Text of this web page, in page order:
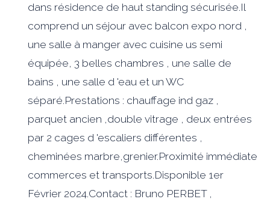
dans résidence de haut standing sécurisée.Il
comprend un séjour avec balcon expo nord ,
une salle à manger avec cuisine us semi
équipée, 3 belles chambres , une salle de
bains , une salle d 'eau et un WC
séparé.Prestations : chauffage ind gaz ,
parquet ancien ,double vitrage , deux entrées
par 2 cages d 'escaliers différentes ,
cheminées marbre,grenier.Proximité immédiate
commerces et transports.Disponible 1er
Février 2024.Contact : Bruno PERBET ,